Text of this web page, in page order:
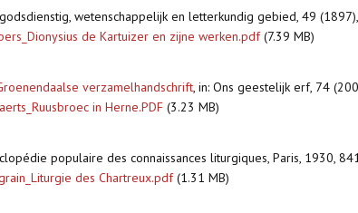
wetenschappelijk en letterkundig gebied, 49
de Kartuizer en zijne werken.pdf(7.39 MB)
verzamelhandschrift, in: Ons geestelijk erf, 74
in Herne.PDF (3.23 MB)
populaire des connaissances liturgiques, Paris, 1930,
des Chartreux.pdf(1.31 MB)